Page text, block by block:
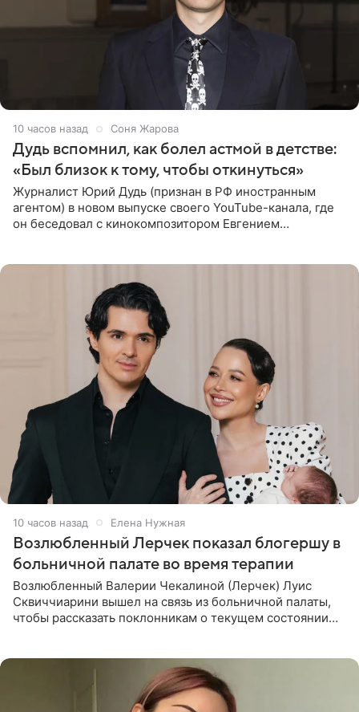
10 часов назад Соня Жарова
Дудь вспомнил, как болел астмой в детстве:
«Был близок к тому, чтобы откинуться»
Журналист Юрий Дудь (признан в РФ иностранным
агентом) в новом выпуске своего YouTube-канала, где
он беседовал с кинокомпозитором Евгением
10 часов назад Елена Нужная
Возлюбленный Лерчек показал блогершу в
больничной палате во время терапии
Возлюбленный Валерии Чекалиной (Лерчек) Луис
Сквиччиарини вышел на связь из больничной палаты,
чтобы рассказать поклонникам о текущем состоянии